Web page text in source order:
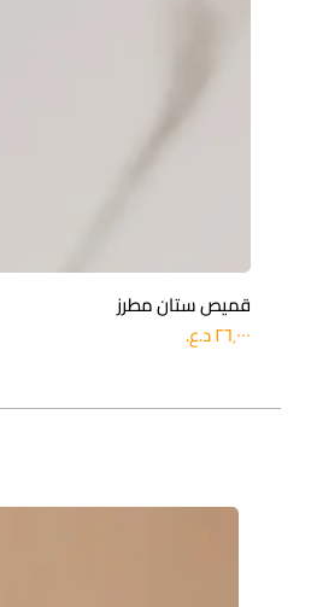
قميص ستان مطرز
السعر